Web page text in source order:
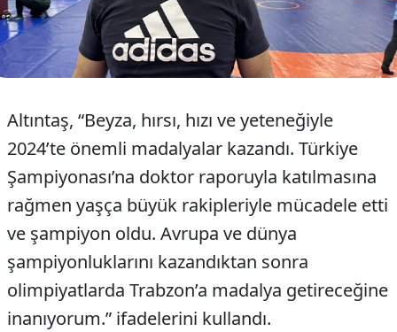
Altıntaş, “Beyza, hırsı, hızı ve yeteneğiyle
2024’te önemli madalyalar kazandı. Türkiye
Şampiyonası’na doktor raporuyla katılmasına
rağmen yaşça büyük rakipleriyle mücadele etti
ve şampiyon oldu. Avrupa ve dünya
şampiyonluklarını kazandıktan sonra
olimpiyatlarda Trabzon’a madalya getireceğine
inanıyorum.” ifadelerini kullandı.